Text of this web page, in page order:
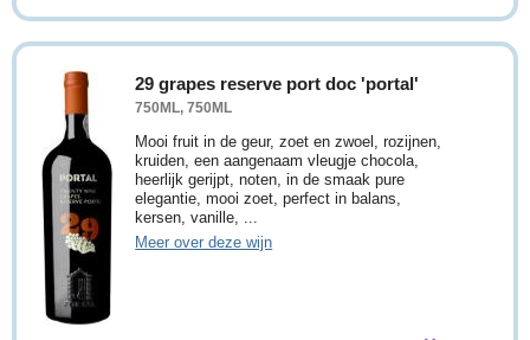
29 grapes reserve port doc 'portal'
750ML, 750ML
Mooi fruit in de geur, zoet en zwoel, rozijnen,
kruiden, een aangenaam vleugje chocola,
heerlijk gerijpt, noten, in de smaak pure
elegantie, mooi zoet, perfect in balans,
kersen, vanille, ...
Meer over deze wijn